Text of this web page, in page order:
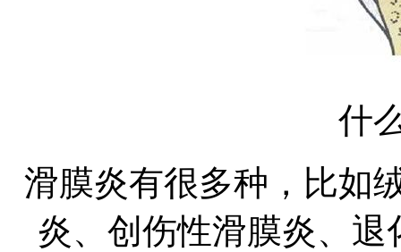
什
滑膜炎有很多种，比如
炎、创伤性滑膜炎、